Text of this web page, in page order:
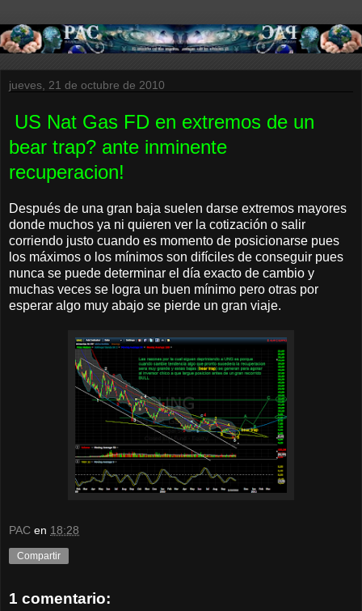
jueves, 21 de octubre de 2010
US Nat Gas FD en extremos de un
bear trap? ante inminente
recuperacion!
Después de una gran baja suelen darse extremos mayores
donde muchos ya ni quieren ver la cotización o salir
corriendo justo cuando es momento de posicionarse pues
los máximos o los mínimos son difíciles de conseguir pues
nunca se puede determinar el día exacto de cambio y
muchas veces se logra un buen mínimo pero otras por
esperar algo muy abajo se pierde un gran viaje.
PAC en 18:28
Compartir
1 comentario: